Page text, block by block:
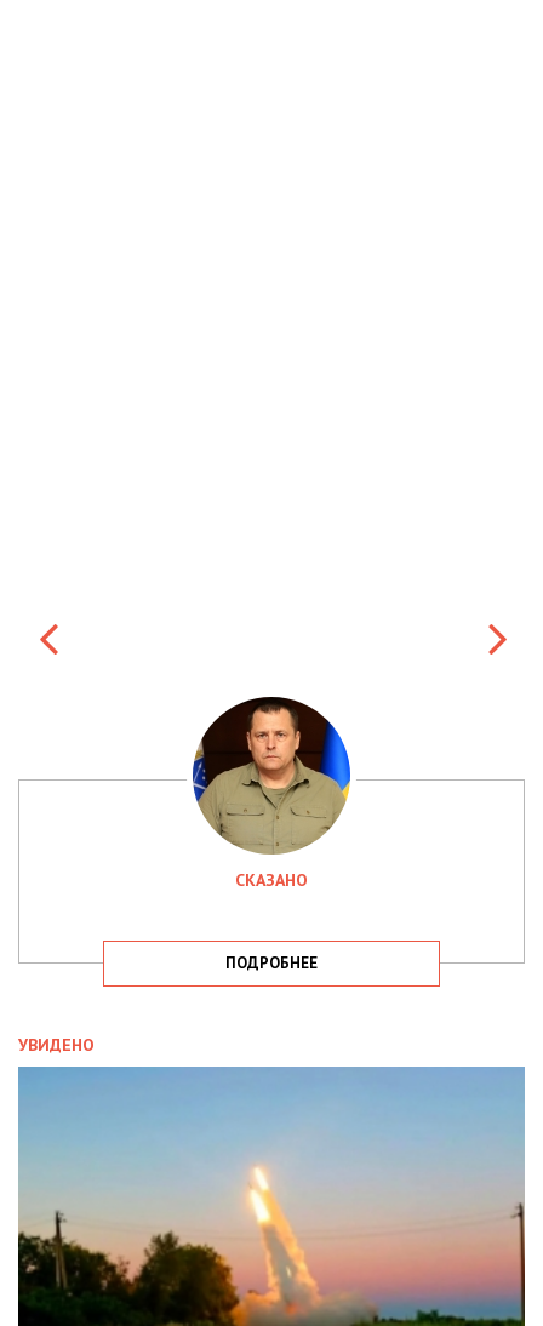
СКАЗАНО
ПОДРОБНЕЕ
УВИДЕНО